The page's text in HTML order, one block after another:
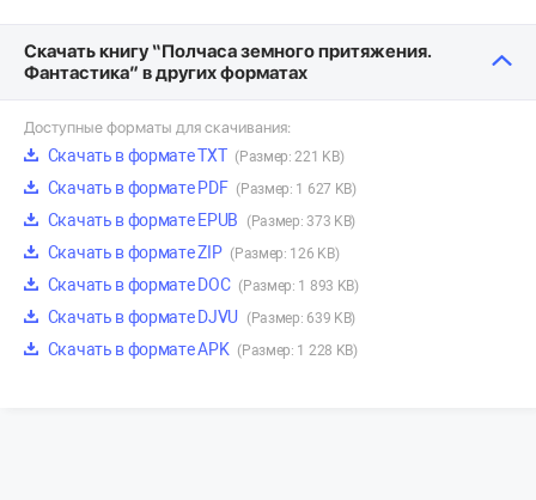
Скачать книгу “Полчаса земного притяжения.
Фантастика” в других форматах
Доступные форматы для скачивания:
Скачать в формате TXT (Размер: 221 KB)
Скачать в формате PDF (Размер: 1 627 KB)
Скачать в формате EPUB (Размер: 373 KB)
Скачать в формате ZIP (Размер: 126 KB)
Скачать в формате DOC (Размер: 1 893 KB)
Скачать в формате DJVU (Размер: 639 KB)
Скачать в формате APK (Размер: 1 228 KB)